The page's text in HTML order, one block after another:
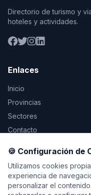
Directorio de turismo y
hoteles y actividades.
Enlaces
Inicio
Provincias
Sectores
Contacto
Legal
Aviso Legal
Privacidad
🍪 Configuración de
Utilizamos cookies
experiencia de
personalizar el